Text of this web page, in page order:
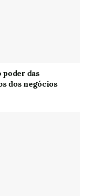
poder das
dos negócios